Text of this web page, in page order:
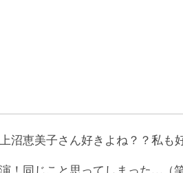
沼恵美子さん好きよね？？私も